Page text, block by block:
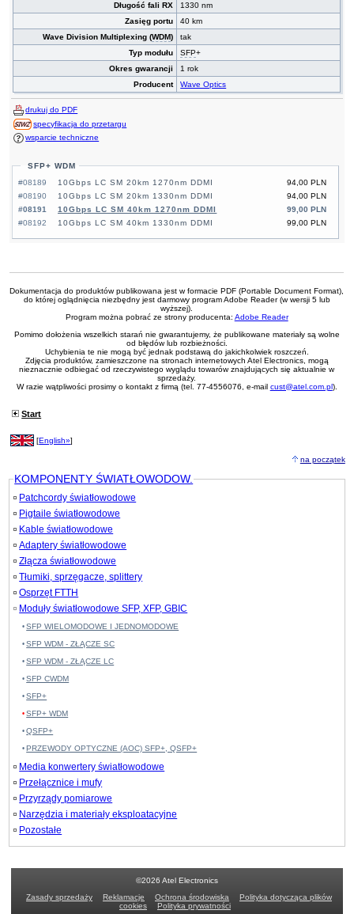
Długość fali RX
1330 nm
Zasięg portu
40 km
Wave Division Multiplexing (WDM)
tak
Typ modułu
SFP+
Okres gwarancji
1 rok
Producent
Wave Optics
drukuj do PDF
specyfikacja do przetargu
wsparcie techniczne
SFP+ WDM
#08189
94,00 PLN
10Gbps LC SM 20km 1270nm DDMI
#08190
94,00 PLN
10Gbps LC SM 20km 1330nm DDMI
#08191
99,00 PLN
10Gbps LC SM 40km 1270nm DDMI
#08192
99,00 PLN
10Gbps LC SM 40km 1330nm DDMI
Dokumentacja do produktów publikowana jest w formacie PDF (Portable Document Format),
do której oglądnięcia niezbędny jest darmowy program Adobe Reader (w wersji 5 lub
wyższej).
Program można pobrać ze strony producenta: Adobe Reader
Pomimo dołożenia wszelkich starań nie gwarantujemy, że publikowane materiały są wolne
od błędów lub rozbieżności.
Uchybienia te nie mogą być jednak podstawą do jakichkolwiek roszczeń.
Zdjęcia produktów, zamieszczone na stronach internetowych Atel Electronics, mogą
nieznacznie odbiegać od rzeczywistego wyglądu towarów znajdujących się aktualnie w
sprzedaży.
W razie wątpliwości prosimy o kontakt z firmą (tel. 77-4556076, e-mail cust@atel.com.pl).
Start
[English»]
na początek
KOMPONENTY ŚWIATŁOWODOW.
Patchcordy światłowodowe
Pigtaile światłowodowe
Kable światłowodowe
Adaptery światłowodowe
Złącza światłowodowe
Tłumiki, sprzęgacze, splittery
Osprzęt FTTH
Moduły światłowodowe SFP, XFP, GBIC
SFP WIELOMODOWE I JEDNOMODOWE
SFP WDM - ZŁĄCZE SC
SFP WDM - ZŁĄCZE LC
SFP CWDM
SFP+
SFP+ WDM
QSFP+
PRZEWODY OPTYCZNE (AOC) SFP+, QSFP+
Media konwertery światłowodowe
Przełącznice i mufy
Przyrządy pomiarowe
Narzędzia i materiały eksploatacyjne
Pozostałe
©2026 Atel Electronics
Zasady sprzedaży
Reklamacje Ochrona środowiska
Polityka dotycząca plików
cookies
Polityka prywatności